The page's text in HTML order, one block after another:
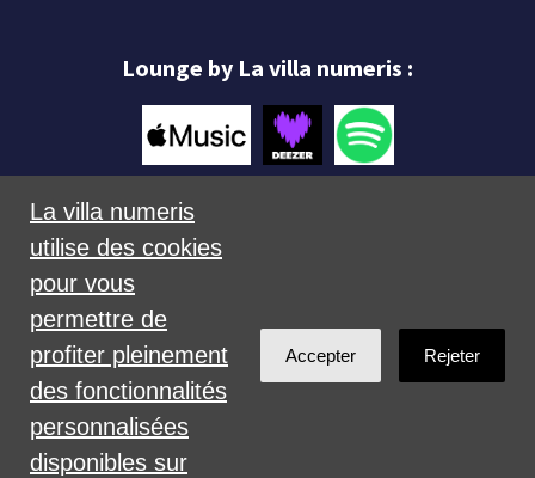
Lounge by La villa numeris :
Créé avec
La villa numeris
utilise des cookies
pour vous
permettre de
profiter pleinement
des fonctionnalités
personnalisées
disponibles sur
Accepter Rejeter